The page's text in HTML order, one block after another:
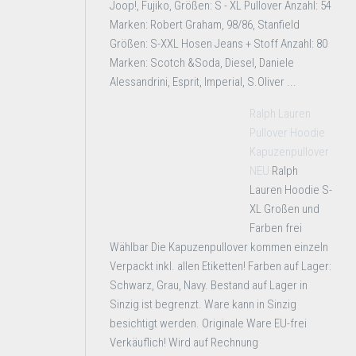
Joop!, Fujiko, Größen: S - XL Pullover Anzahl: 54
Marken: Robert Graham, 98/86, Stanfield
Größen: S-XXL Hosen Jeans + Stoff Anzahl: 80
Marken: Scotch &Soda, Diesel, Daniele
Alessandrini, Esprit, Imperial, S.Oliver ...
Ralph Lauren
Pullover Hoodie
Kapuzenpullover
NEU Ralph
Lauren Hoodie S-
XL Großen und
Farben frei
Wählbar Die Kapuzenpullover kommen einzeln
Verpackt inkl. allen Etiketten! Farben auf Lager:
Schwarz, Grau, Navy. Bestand auf Lager in
Sinzig ist begrenzt. Ware kann in Sinzig
besichtigt werden. Originale Ware EU-frei
Verkäuflich! Wird auf Rechnung